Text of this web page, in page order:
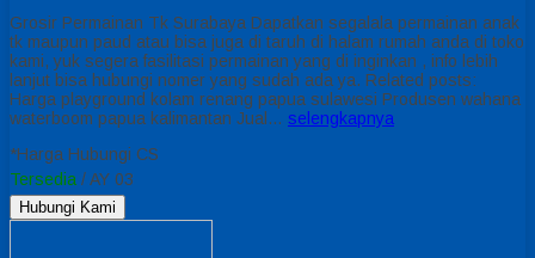
Grosir Permainan Tk Surabaya Dapatkan segalala permainan anak
tk maupun paud atau bisa juga di taruh di halam rumah anda di toko
kami, yuk segera fasilitasi permainan yang di inginkan , info lebih
lanjut bisa hubungi nomer yang sudah ada ya. Related posts:
Harga playground kolam renang papua sulawesi Produsen wahana
waterboom papua kalimantan Jual… selengkapnya
*Harga Hubungi CS
Tersedia / AY 03
Hubungi Kami